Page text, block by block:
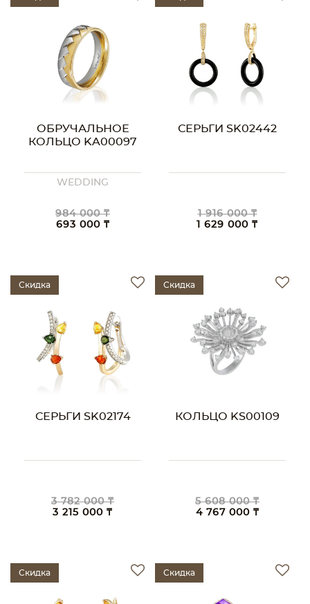
ОБРУЧАЛЬНОЕ
КОЛЬЦО KA00097
WEDDING
984 000 ₸
693 000 ₸
СЕРЬГИ SK02442
1 916 000 ₸
1 629 000 ₸
Скидка
СЕРЬГИ SK02174
3 782 000 ₸
3 215 000 ₸
Скидка
КОЛЬЦО KS00109
5 608 000 ₸
4 767 000 ₸
Скидка Скидка